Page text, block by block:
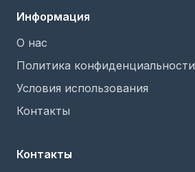
Информация
О нас
Политика конфиденциальности
Условия использования
Контакты
Контакты